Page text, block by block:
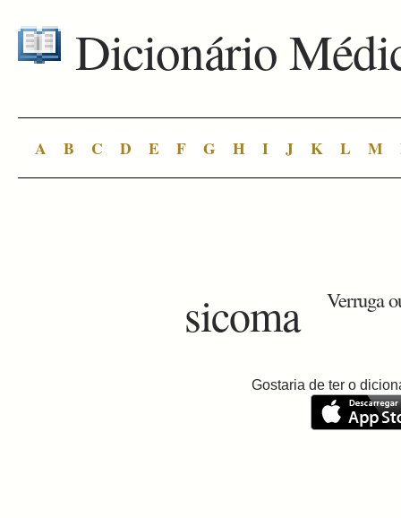
Dicionário
A B C D E F G H I J K L M
sicoma Verruga
Gostaria de ter o